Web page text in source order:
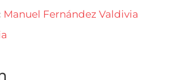
Manuel Fernández Valdivia